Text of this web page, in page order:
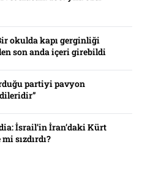
okulda kapı gerginliği
son anda içeri girebildi
partiyi pavyon
İsrail’in İran’daki Kürt
sızdırdı?